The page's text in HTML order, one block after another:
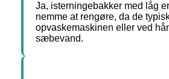
Ja, isterningebakker med låg
nemme at rengøre, da de
opvaskemaskinen eller ved
sæbevand.